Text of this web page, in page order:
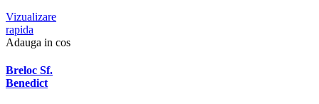
Vizualizare
rapida
Adauga in cos
Breloc Sf.
Benedict